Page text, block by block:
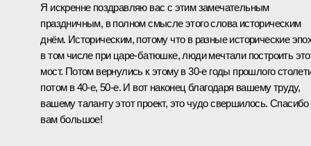
Я искренне поздравляю вас с этим замечательным
праздничным, в полном смысле этого слова историческим
днём. Историческим, потому что в разные исторические
в том числе при царе-батюшке, люди мечтали построить
мост. Потом вернулись к этому в 30-е годы прошлого
потом в 40-е, 50-е. И вот наконец благодаря вашему труду,
вашему таланту этот проект, это чудо свершилось. Спасибо
вам большое!